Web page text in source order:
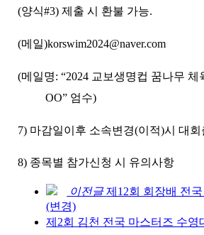
(양식#3)제출 시 환불 가능.
(메일)korswim2024@naver.com
(메일명: “2024 교보생명컵 꿈나무 체
OO” 엄수)
7) 마감일이후 소속변경(이적)시 대회
8) 종목별 참가신청 시 유의사항
이전글 제12회 회장배 전
(변경)
제2회 김천 전국 마스터즈 수영